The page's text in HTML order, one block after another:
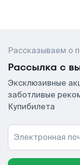
Рассказываем о
Рассылка с
Эксклюзивные
заботливые
Купибилета
Электронная